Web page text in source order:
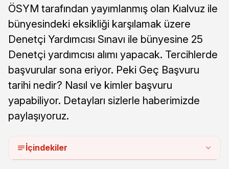
ÖSYM tarafından yayımlanmış olan Kıalvuz ile
bünyesindeki eksikliği karşılamak üzere
Denetçi Yardımcısı Sınavı ile bünyesine 25
Denetçi yardımcısı alımı yapacak. Tercihlerde
başvurular sona eriyor. Peki Geç Başvuru
tarihi nedir? Nasıl ve kimler başvuru
yapabiliyor. Detayları sizlerle haberimizde
paylaşıyoruz.
İçindekiler